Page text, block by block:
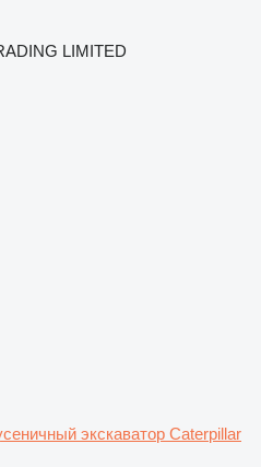
LIMITED
экскаватор Caterpillar